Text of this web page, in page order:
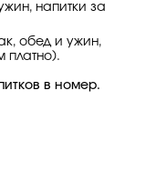
напитки за
обед и ужин,
платно).
в номер.